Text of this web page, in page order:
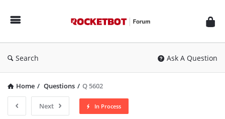
Forum
Search Ask A Question
Home / Questions / Q 5602
Next In Process